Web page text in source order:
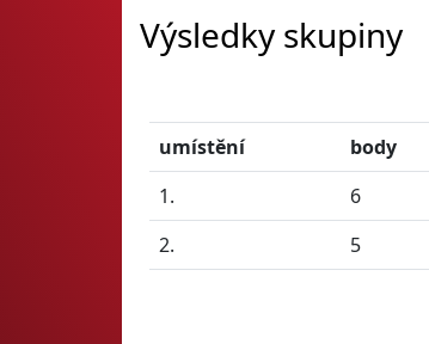
Výsledky skupiny
umístění
body
1.
6
2.
5